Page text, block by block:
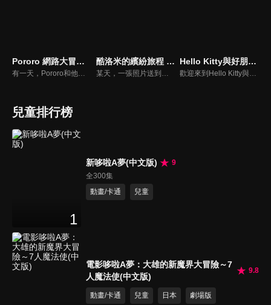
Pororo 網路大冒險(國)
有一天，Pororo和他的朋友們在啟動一款名為「黃金翅膀大冒險」的遊戲時陷入了電腦王國。在電腦王國中，Pororo 和克龍遇到了“奇奇王子”，並同意找到黃金翅膀來拯救公主。同時，Pororo的其他朋友在電腦王國中徘徊，被蜘蛛魔王抓獲。Pororo能否拯救公主和他的朋友們，逃離電腦王國呢？
酷洛米的繽紛旅程 (中文版)
某天，一張照片送到了酷洛米的手機中。照片中的人是酷洛米失蹤的姊姊——洛米娜。「我想去找姊姊！」酷洛米究竟能不能順利見到洛米娜呢？
Hello Kitty與好朋友的超可愛大冒險S2(中文版)
歡迎來到Hello Kitty與好朋友的超可愛大冒險!與Hello Kitty, 大眼蛙, 酷企鵝, 美樂蒂, 布丁狗還有酷洛米, 準備和朋友們一起經歷有趣的冒險吧!
兒童排行榜
1
新哆啦A夢(中文版)
9
全300集
動畫/卡通
兒童
電影哆啦A夢：大雄的新魔界大冒險～7
人魔法使(中文版)
9.8
動畫/卡通 兒童 日本 劇場版